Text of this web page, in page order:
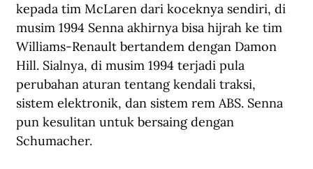
kepada tim McLaren dari koceknya sendiri, di
musim 1994 Senna akhirnya bisa hijrah ke tim
Williams-Renault bertandem dengan Damon
Hill. Sialnya, di musim 1994 terjadi pula
perubahan aturan tentang kendali traksi,
sistem elektronik, dan sistem rem ABS. Senna
pun kesulitan untuk bersaing dengan
Schumacher.